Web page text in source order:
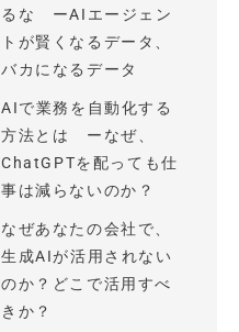
るな ーAIエージェン
トが賢くなるデータ、
バカになるデータ
AIで業務を自動化する
方法とは ーなぜ、
ChatGPTを配っても仕
事は減らないのか？
なぜあなたの会社で、
生成AIが活用されない
のか？どこで活用すべ
きか？